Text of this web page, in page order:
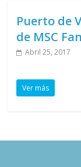
Puerto de
de MSC
Abril 25, 2017
Ver más